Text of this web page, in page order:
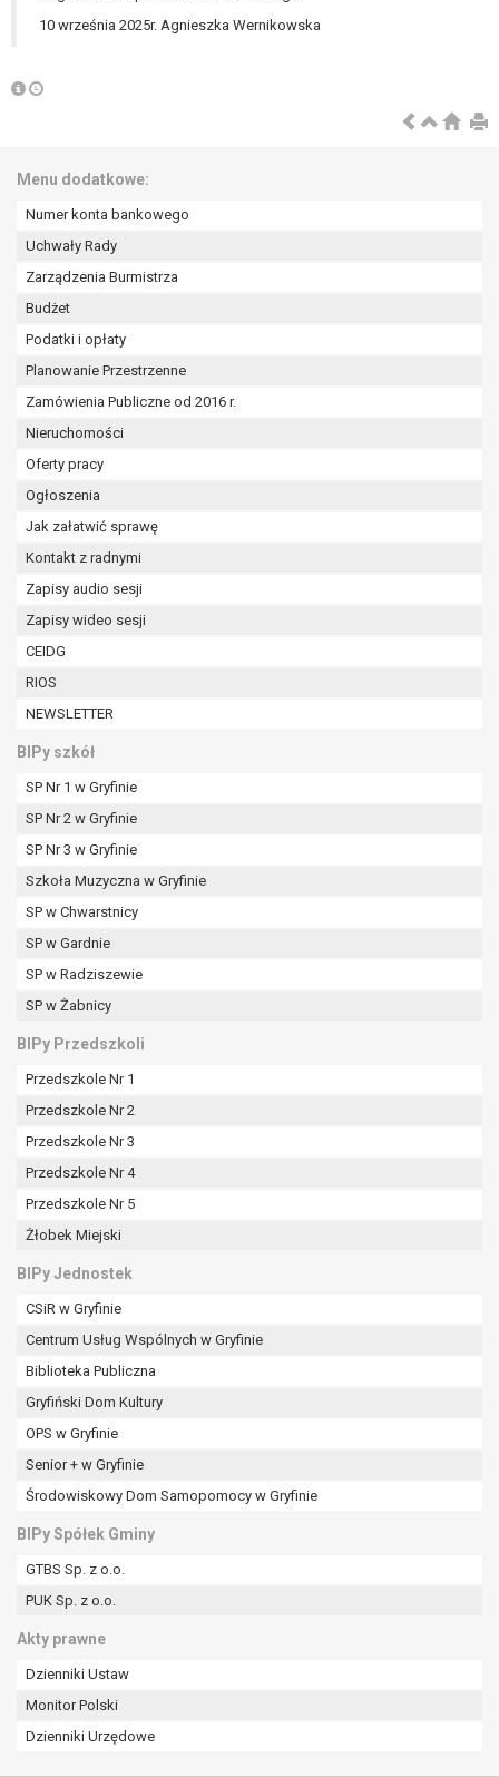
10 września 2025r. Agnieszka Wernikowska
Menu dodatkowe:
Numer konta bankowego
Uchwały Rady
Zarządzenia Burmistrza
Budżet
Podatki i opłaty
Planowanie Przestrzenne
Zamówienia Publiczne od 2016 r.
Nieruchomości
Oferty pracy
Ogłoszenia
Jak załatwić sprawę
Kontakt z radnymi
Zapisy audio sesji
Zapisy wideo sesji
CEIDG
RIOS
NEWSLETTER
BIPy szkół
SP Nr 1 w Gryfinie
SP Nr 2 w Gryfinie
SP Nr 3 w Gryfinie
Szkoła Muzyczna w Gryfinie
SP w Chwarstnicy
SP w Gardnie
SP w Radziszewie
SP w Żabnicy
BIPy Przedszkoli
Przedszkole Nr 1
Przedszkole Nr 2
Przedszkole Nr 3
Przedszkole Nr 4
Przedszkole Nr 5
Żłobek Miejski
BIPy Jednostek
CSiR w Gryfinie
Centrum Usług Wspólnych w Gryfinie
Biblioteka Publiczna
Gryfiński Dom Kultury
OPS w Gryfinie
Senior + w Gryfinie
Środowiskowy Dom Samopomocy w Gryfinie
BIPy Spółek Gminy
GTBS Sp. z o.o.
PUK Sp. z o.o.
Akty prawne
Dzienniki Ustaw
Monitor Polski
Dzienniki Urzędowe